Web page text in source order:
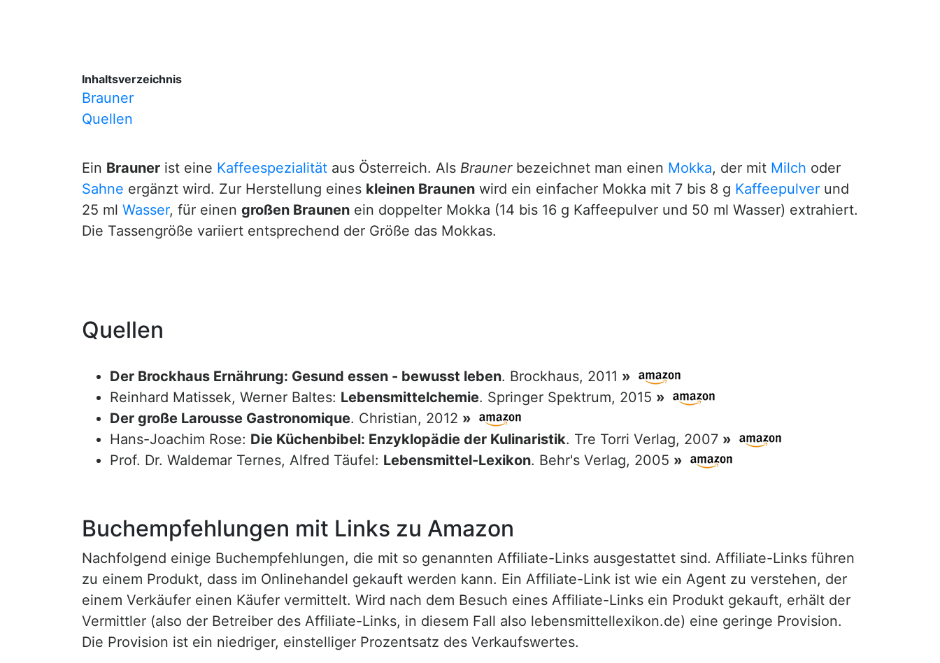
Inhaltsverzeichnis
Brauner
Quellen
Ein Brauner ist eine Kaffeespezialität aus Österreich. Als Braunerbezeichnet man einen Mokka, der mit Milch oder
Sahne ergänzt wird. Zur Herstellung eines kleinen Braunen wird ein einfacher Mokka mit 7 bis 8 g Kaffeepulver und
25 ml Wasser, für einen großen Braunen ein doppelter Mokka (14 bis 16 g Kaffeepulver und 50 ml Wasser) extrahiert.
Die Tassengröße variiert entsprechend der Größe das Mokkas.
Quellen
Der Brockhaus Ernährung: Gesund essen - bewusst leben. Brockhaus, 2011 »
Reinhard Matissek, Werner Baltes: Lebensmittelchemie. Springer Spektrum, 2015 »
Der große Larousse Gastronomique. Christian, 2012 »
Hans-Joachim Rose: Die Küchenbibel: Enzyklopädie der Kulinaristik. Tre Torri Verlag, 2007 »
Prof. Dr. Waldemar Ternes, Alfred Täufel: Lebensmittel-Lexikon. Behr's Verlag, 2005 »
Buchempfehlungen mit Links zu Amazon
Nachfolgend einige Buchempfehlungen, die mit so genannten Affiliate-Links ausgestattet sind. Affiliate-Links führen
zu einem Produkt, dass im Onlinehandel gekauft werden kann. Ein Affiliate-Link ist wie ein Agent zu verstehen, der
einem Verkäufer einen Käufer vermittelt. Wird nach dem Besuch eines Affiliate-Links ein Produkt gekauft, erhält der
Vermittler (also der Betreiber des Affiliate-Links, in diesem Fall also lebensmittellexikon.de) eine geringe Provision.
Die Provision ist ein niedriger, einstelliger Prozentsatz des Verkaufswertes.